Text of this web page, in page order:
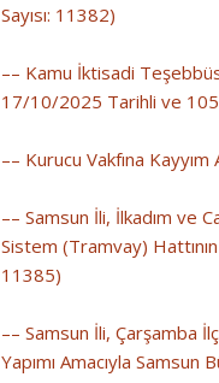
Sayısı: 11382)
–– Kamu İktisadi
17/10/2025 Tarihli ve
–– Kurucu Vakfına
–– Samsun İli, İlkadım ve
Sistem (Tramvay) Hattının
11385)
–– Samsun İli, Çarşamba
Yapımı Amacıyla Samsun